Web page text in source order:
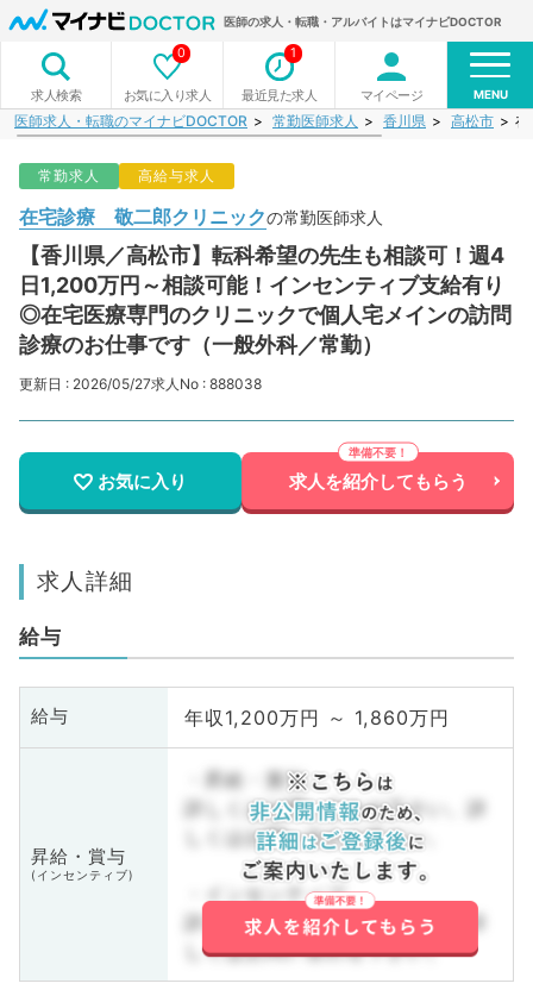
医師の求人・転職・アルバイトはマイナビDOCTOR
求人検索 お気に入り求人
0
最近見た求人
1
マイページ MENU
医師求人・転職のマイナビDOCTOR 常勤医師求人 香川県 高松市
常勤求人 高給与求人
在宅診療 敬二郎クリニックの常勤医師求人
【香川県／高松市】転科希望の先生も相談可！週4
日1,200万円～相談可能！インセンティブ支給有り
◎在宅医療専門のクリニックで個人宅メインの訪問
診療のお仕事です（一般外科／常勤）
更新日 : 2026/05/27求人No : 888038
お気に入り 求人を紹介してもらう
求人詳細
給与
給与 年収1,200万円 ～ 1,860万円
昇給・賞与
(インセンティブ)
・昇給・賞与
詳しくはお問い合わせ下さい。詳
しくはお問い合わせ下さい。
・インセンティブ
詳しくはお問い合わせ下さい。詳
しくはお問い合わせ下さい。